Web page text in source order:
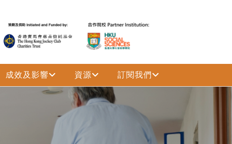
成效及影響 資源 訂閱我們